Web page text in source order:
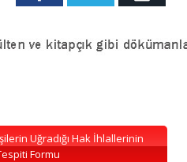
Uğradığı Hak İhlallerinin
Formu